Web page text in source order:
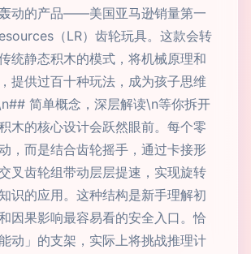
动的产品——美国亚马逊销量第一
（LR）齿轮玩具。这款会转
统静态积木的模式，将机械原理和
提供过百十种玩法，成为孩子思维
简单概念，深层解读\n等你拆开
木的核心设计会跃然眼前。每个零
，而是结合齿轮摇手，通过卡接形
叉齿轮组带动层层提速，实现旋转
识的应用。这种结构是新手理解初
因果影响最容易看的安全入口。恰
动」的支架，实际上将挑战推理计